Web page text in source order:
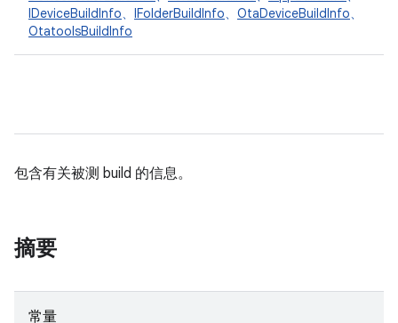
IDeviceBuildInfo、 IFolderBuildInfo、 OtaDeviceBuildInfo、
OtatoolsBuildInfo
包含有关被测 build 的信息。
摘要
常量